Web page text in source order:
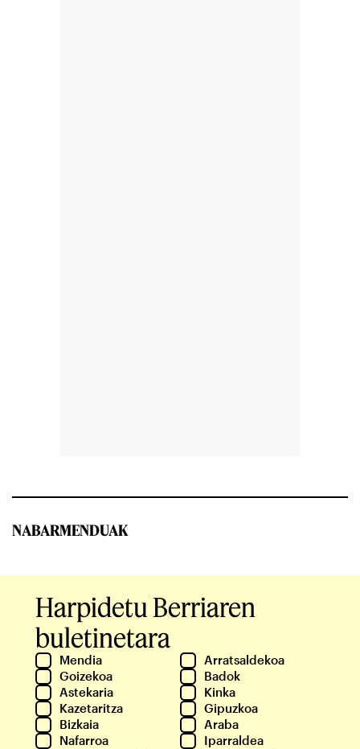
NABARMENDUAK
Harpidetu Berriaren
buletinetara
Mendia
Arratsaldekoa
Goizekoa
Badok
Astekaria
Kinka
Kazetaritza
Gipuzkoa
Bizkaia
Araba
Nafarroa
Iparraldea